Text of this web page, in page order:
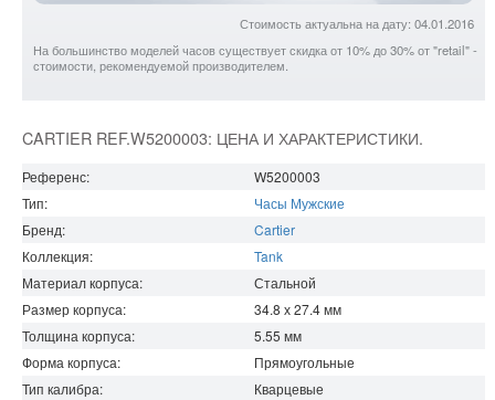
Стоимость актуальна на дату: 04.01.2016
На большинство моделей часов существует скидка от 10% до 30% от "retail" -
стоимости, рекомендуемой производителем.
CARTIER REF.W5200003: ЦЕНА И ХАРАКТЕРИСТИКИ.
Референс:
W5200003
Тип:
Часы Мужские
Бренд:
Cartier
Коллекция:
Tank
Материал корпуса:
Стальной
Размер корпуса:
34.8 х 27.4мм
Толщина корпуса:
5.55 мм
Форма корпуса:
Прямоугольные
Тип калибра:
Кварцевые